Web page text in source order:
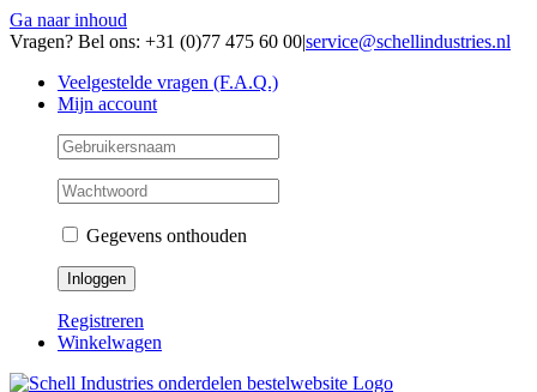
Ga naar inhoud
Vragen? Bel ons: +31 (0)77 475 60 00|service@schellindustries.nl
Veelgestelde vragen (F.A.Q.)
Mijn account
Gegevens onthouden
Registreren
Winkelwagen